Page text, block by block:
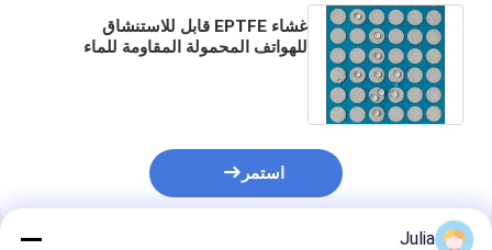
غشاء EPTFE قابل للاستنشاق
للهواتف المحمولة المقاومة للماء
استمر
Julia